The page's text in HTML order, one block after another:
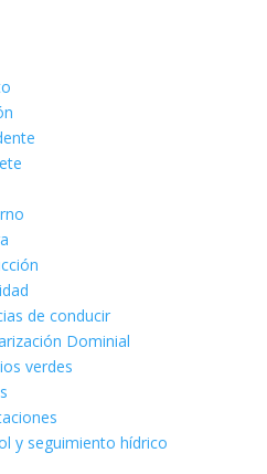
de conducir
Dominial
verdes
y seguimiento hídrico